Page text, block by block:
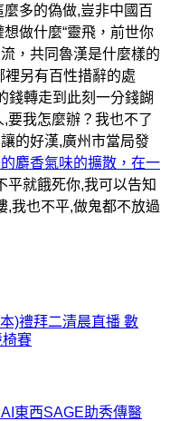
多的偽做,豈非中國百
做什麼“靈飛，前世你
，共同魯漢是什麼樣的
裡另有百性措辭的處
錢轉走到此刻一分錢餬
要我怎麼辦？我也不了
的好漢,廣州市當局發
麝香氣味的擴散，在一
平就餓死你,我可以告知
,我也不平,做鬼都不放過
)禮拜二清晨直播 數
賽
東西SAGE助秀傳醫